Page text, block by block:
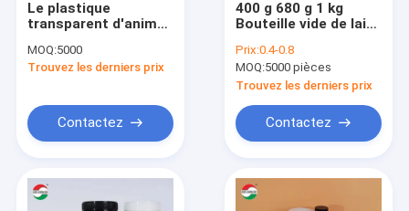
Le plastique
transparent d'animal
d'OEM cogne le
tirage en couleurs
soie
MOQ:5000
Trouvez les derniers prix
Contactez
400 g 680 g 1 kg
Bouteille vide de lait
en poudre de
protéines Bouteilles
en plastique PET
avec couvercle
Prix:0.4-0.8
MOQ:5000 pièces
Trouvez les derniers prix
Contactez